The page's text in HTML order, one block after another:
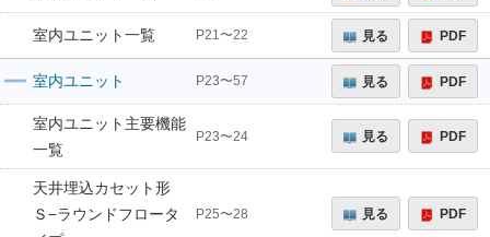
室内ユニット一覧 P21〜22 見る PDF
室内ユニット P23〜57 見る PDF
室内ユニット主要機能
一覧
P23〜24 見る PDF
天井埋込カセット形
Ｓ−ラウンドフロータ
P25〜28 見る PDF